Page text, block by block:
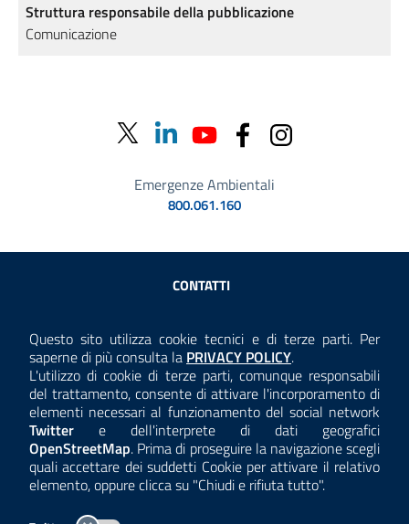
Questo sito utilizza cookie tecnici e di terze parti. Per
saperne di più consulta la Consulta la
PRIVACY POLICY.
L'utilizzo di cookie di terze parti, comunque responsabili
del trattamento, consente di attivare l'incorporamento di
elementi necessari al funzionamento del social network
Twitter e dell'interprete di dati geografici
OpenStreetMap. Prima di proseguire la navigazione scegli
quali accettare dei suddetti Cookie per attivare il relativo
elemento, oppure clicca su "Chiudi e rifiuta tutto".
Struttura responsabile della pubblicazione
Comunicazione
Emergenze Ambientali
800.061.160
Sezione Link Utili
CONTATTI
ANTICORRUZIONE
ACCESSIBILITÀ
COOKIE E PRIVACY
TEMI A-Z